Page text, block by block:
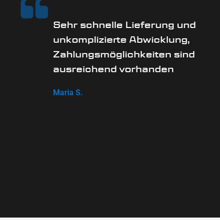
Sehr schnelle Lieferung und
unkomplizierte Abwicklung,
Zahlungsmöglichkeiten sind
ausreichend vorhanden
Maria S.